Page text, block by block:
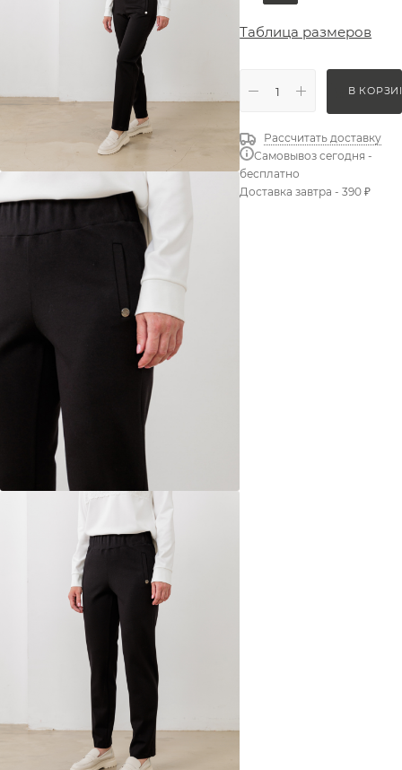
Таблица размеров
В
Рассчитать доставку
Самовывоз сегодня -
бесплатно
Доставка завтра - 390 ₽